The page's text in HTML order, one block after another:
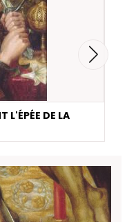
L'ÉPÉE DE LA